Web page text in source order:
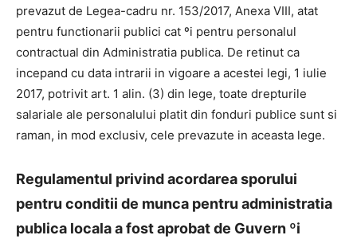
prevazut de Legea-cadru nr. 153/2017, Anexa VIII, atat
pentru functionarii publici cat ºi pentru personalul
contractual din Administratia publica. De retinut ca
incepand cu data intrarii in vigoare a acestei legi, 1 iulie
2017, potrivit art. 1 alin. (3) din lege, toate drepturile
salariale ale personalului platit din fonduri publice sunt si
raman, in mod exclusiv, cele prevazute in aceasta lege.
Regulamentul privind acordarea sporului
pentru conditii de munca pentru administratia
publica locala a fost aprobat de Guvern ºi